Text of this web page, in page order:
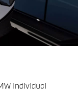
Individual